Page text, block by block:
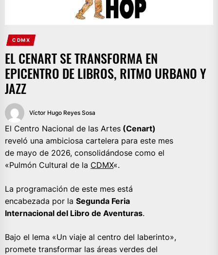
CDMX
EL CENART SE TRANSFORMA EN
EPICENTRO DE LIBROS, RITMO URBANO Y
JAZZ
Víctor Hugo Reyes Sosa
El Centro Nacional de las Artes (Cenart)
reveló una ambiciosa cartelera para este mes
de mayo de 2026, consolidándose como el
«Pulmón Cultural de la CDMX«.
La programación de este mes está
encabezada por la Segunda Feria
Internacional del Libro de Aventuras.
Bajo el lema «Un viaje al centro del laberinto»,
promete transformar las áreas verdes del